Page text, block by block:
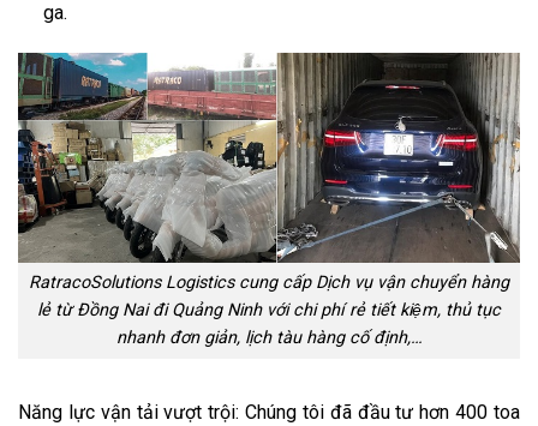
ga.
RatracoSolutions Logistics cung cấp Dịch vụ vận chuyển hàng
lẻ từ Đồng Nai đi Quảng Ninh với chi phí rẻ tiết kiệm, thủ tục
nhanh đơn giản, lịch tàu hàng cố định,…
Năng lực vận tải vượt trội: Chúng tôi đã đầu tư hơn 400 toa